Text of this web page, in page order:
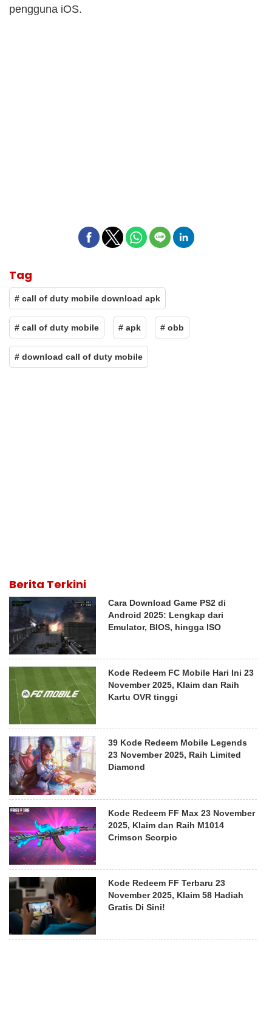
pengguna iOS.
Tag
# call of duty mobile download apk
# call of duty mobile # apk # obb
# download call of duty mobile
Berita Terkini
Cara Download Game PS2 di
Android 2025: Lengkap dari
Emulator, BIOS, hingga ISO
Kode Redeem FC Mobile Hari Ini 23
November 2025, Klaim dan Raih
Kartu OVR tinggi
39 Kode Redeem Mobile Legends
23 November 2025, Raih Limited
Diamond
Kode Redeem FF Max 23 November
2025, Klaim dan Raih M1014
Crimson Scorpio
Kode Redeem FF Terbaru 23
November 2025, Klaim 58 Hadiah
Gratis Di Sini!